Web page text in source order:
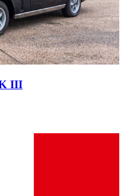
III